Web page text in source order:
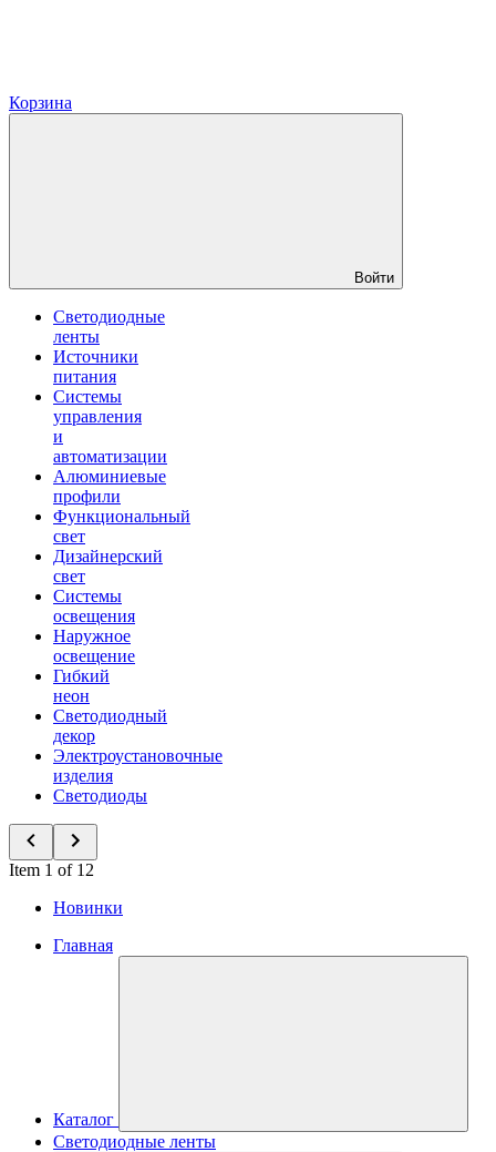
Корзина
Войти
Светодиодные
ленты
Источники
питания
Системы
управления
и
автоматизации
Алюминиевые
профили
Функциональный
свет
Дизайнерский
свет
Системы
освещения
Наружное
освещение
Гибкий
неон
Светодиодный
декор
Электроустановочные
изделия
Светодиоды
Item 1 of 12
Новинки
Главная
Каталог
Светодиодные ленты